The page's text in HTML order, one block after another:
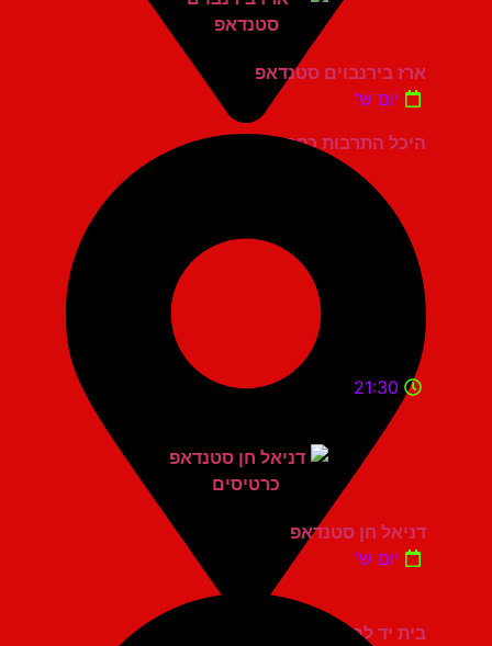
היכל התרבות כפר סבא
ארז בירנבוים סטנדאפ
יום ש'
בית יד לבנים אשדוד
21:30
דניאל חן סטנדאפ
יום ש'